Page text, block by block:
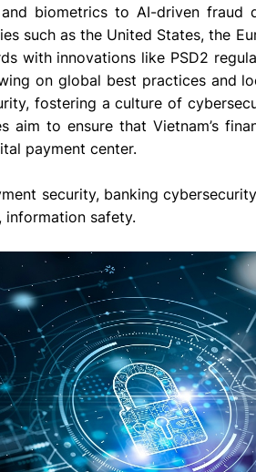
biometrics to AI-driven fraud
such as the United States, the
with innovations like PSD2
on global best practices and
fostering a culture of
aim to ensure that Vietnam’s
payment center.
security, banking
information safety.